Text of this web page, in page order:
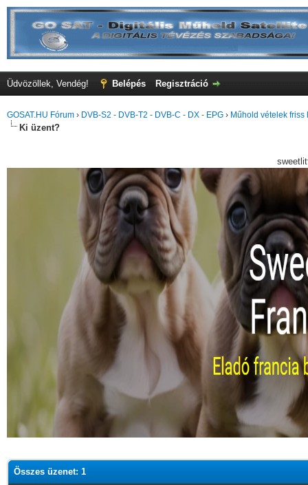
Üdvözöllek, Vendég! Belépés Regisztráció
GOSAT.HU Fórum › DVB-S2 - DVB-T2 - DVB-C - DX - EPG › Műhold vételek friss
Ki üzent?
Összes üzenet: 1